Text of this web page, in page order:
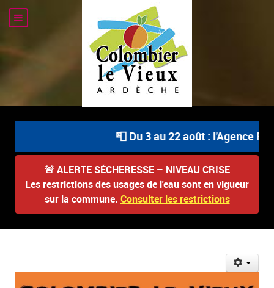
📮 Du 3 au 22 août : l'Agence
🚨 ALERTE SÉCHERESSE – NIVEAU CRISE
Les restrictions des usages de l'eau sont en vigueur
sur la commune. Consulter les restrictions